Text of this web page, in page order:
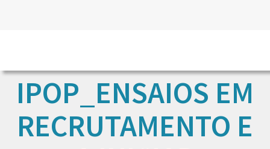
IPOP_ENSAIOS EM
RECRUTAMENTO E